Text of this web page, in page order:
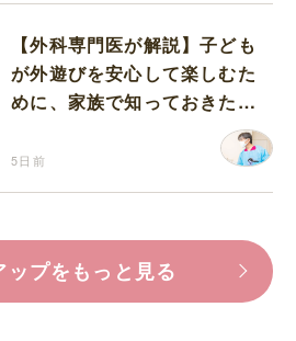
【外科専門医が解説】子ども
が外遊びを安心して楽しむた
めに、家族で知っておきたい
5日前
ップをもっと見る